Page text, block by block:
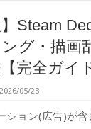
】Steam
グ・描画
完全ガイ
05/28
ョン(広告)が含